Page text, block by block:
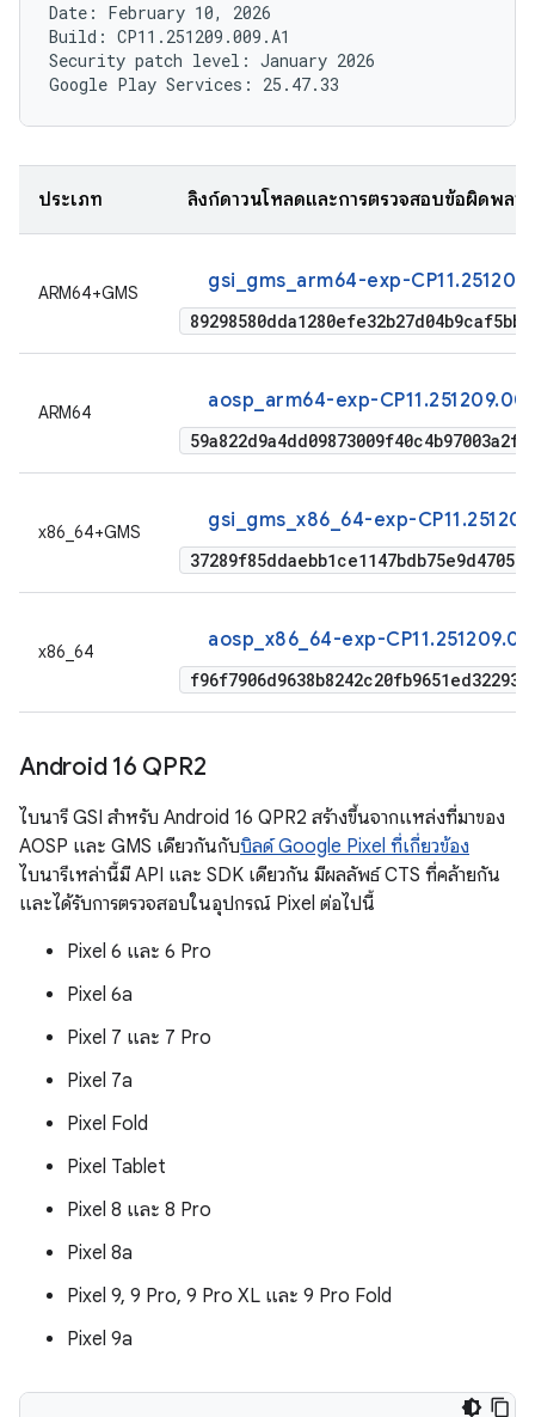
Date: February 10, 2026
Build: CP11.251209.009.A1
Security patch level: January 2026
ประเภท ลิงก์ดาวน์โหลดและการตรวจสอบข้อผิดพลา
ARM64+GMS gsi_gms_arm64-exp-
ARM64 aosp_arm64-exp-
x86_64+GMS gsi_gms_x86_64-exp-
x86_64 aosp_x86_64-exp-
Android 16 QPR2
ไบนารี GSI สำหรับ Android 16 QPR2 สร้างขึ้นจากแหล่งที่มาของ
AOSP และ GMS เดียวกันกับบิลด์ Google Pixel ที่เกี่ยวข้อง
ไบนารีเหล่านี้มี API และ SDK เดียวกัน มีผลลัพธ์ CTS ที่คล้ายกัน
และได้รับการตรวจสอบในอุปกรณ์ Pixel ต่อไปนี้
Pixel 6 และ 6 Pro
Pixel 6a
Pixel 7 และ 7 Pro
Pixel 7a
Pixel Fold
Pixel Tablet
Pixel 8 และ 8 Pro
Pixel 8a
Pixel 9, 9 Pro, 9 Pro XL และ 9 Pro Fold
Pixel 9a